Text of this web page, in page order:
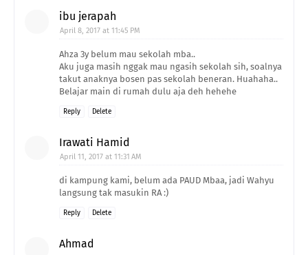
ibu jerapah
April 8, 2017 at 11:45 PM
Ahza 3y belum mau sekolah mba..
Aku juga masih nggak mau ngasih sekolah sih, soalnya
takut anaknya bosen pas sekolah beneran. Huahaha..
Belajar main di rumah dulu aja deh hehehe
Reply Delete
Irawati Hamid
April 11, 2017 at 11:31 AM
di kampung kami, belum ada PAUD Mbaa, jadi Wahyu
langsung tak masukin RA :)
Reply Delete
Ahmad